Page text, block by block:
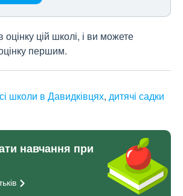
оцінку цій школі, і ви можете
першим.
школи в Давидківцях, дитячі садки
навчання при